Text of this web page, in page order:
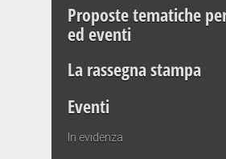
Proposte tematiche
ed eventi
La rassegna stampa
Eventi
In evidenza